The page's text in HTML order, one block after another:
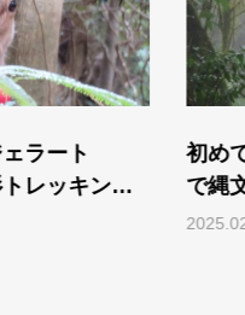
グ☆屋久島旅行
ってみよう！第